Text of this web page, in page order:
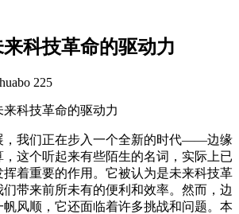
科技革命的驱动力
huabo 225
科技革命的驱动力
，我们正在步入一个全新的时代——边缘
这个听起来有些陌生的名词，实际上已
着重要的作用。它被认为是未来科技革
带来前所未有的便利和效率。然而，边
风顺，它还面临着许多挑战和问题。本